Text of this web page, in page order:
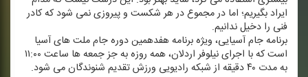
ایراد بگیریم؛ اما در مجموع در هر شكست و پیروزی نمی شود كه كادر
فنی را دخیل ندانیم.
برنامه جام آسیایی، ویژه برنامه هفدهمین دوره جام ملت های آسیا
است كه با اجرای نیلوفر اردلان، همه روزه به جز جمعه ها ساعت ۱۱:۰۰
به مدت ۴۰ دقیقه از شبكه رادیویی ورزش تقدیم شنوندگان می شود.